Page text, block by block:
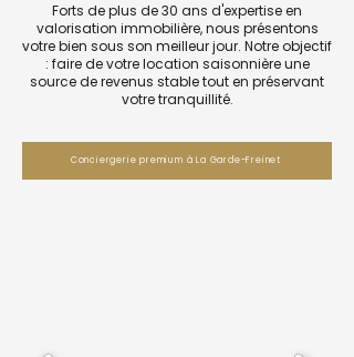
Forts de plus de 30 ans d'expertise en
valorisation immobilière, nous présentons
votre bien sous son meilleur jour. Notre objectif
: faire de votre location saisonnière une
source de revenus stable tout en préservant
votre tranquillité.
Conciergerie premium à La Garde-Freinet